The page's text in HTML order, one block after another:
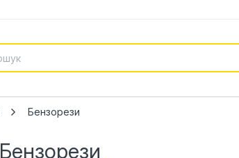
Бензорези
Бензорези